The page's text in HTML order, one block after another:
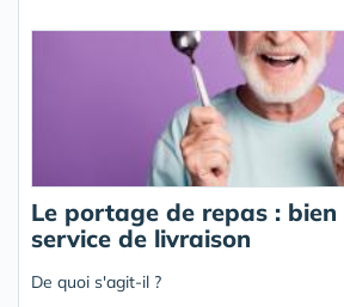
Le portage de repas :
service de livraison
De quoi s'agit-il ?